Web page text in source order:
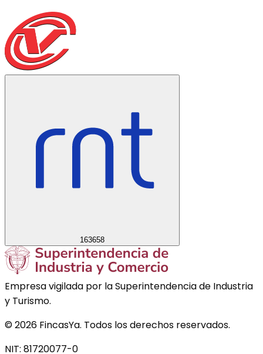
163658
Empresa vigilada por la Superintendencia de Industria
y Turismo.
©2026 FincasYa. Todos los derechos reservados.
NIT: 81720077-0